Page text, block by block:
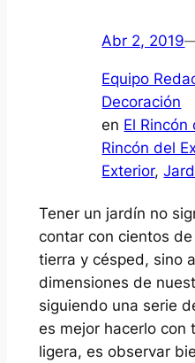
Abr 2, 2019
Equipo
Decoración
en El
Rincón del
Exterior,
Tener un jardín no
contar con cientos
tierra y césped, sino
dimensiones de
siguiendo una serie
es mejor hacerlo con
ligera, es observar